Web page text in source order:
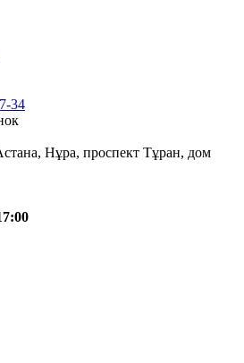
34
Нұра, проспект Тұран, дом